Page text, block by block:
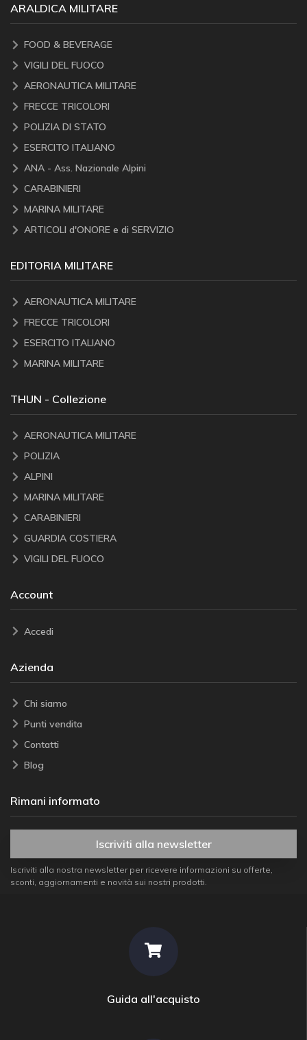
ARALDICA MILITARE
FOOD & BEVERAGE
VIGILI DEL FUOCO
AERONAUTICA MILITARE
FRECCE TRICOLORI
POLIZIA DI STATO
ESERCITO ITALIANO
ANA - Ass. Nazionale Alpini
CARABINIERI
MARINA MILITARE
ARTICOLI d'ONORE e di SERVIZIO
EDITORIA MILITARE
AERONAUTICA MILITARE
FRECCE TRICOLORI
ESERCITO ITALIANO
MARINA MILITARE
THUN - Collezione
AERONAUTICA MILITARE
POLIZIA
ALPINI
MARINA MILITARE
CARABINIERI
GUARDIA COSTIERA
VIGILI DEL FUOCO
Account
Accedi
Azienda
Chi siamo
Punti vendita
Contatti
Blog
Rimani informato
Iscriviti alla newsletter
Iscriviti alla nostra newsletter per ricevere informazioni su offerte,
sconti, aggiornamenti e novità sui nostri prodotti.
Guida all'acquisto